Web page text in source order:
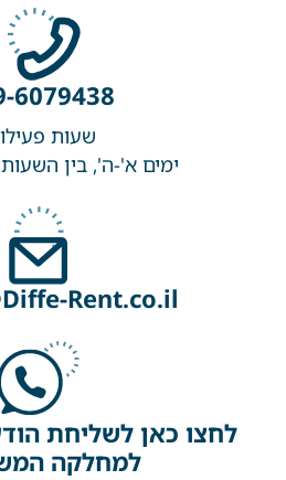
6079438
שעות
ימים א'-ה', בין השעות: 09:00-
Rent.co.il
למחלקה